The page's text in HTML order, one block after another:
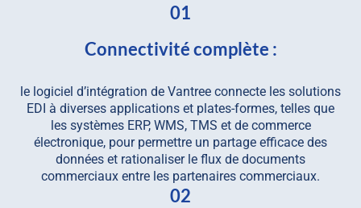
01
Connectivité complète :
le logiciel d’intégration de Vantree connecte les solutions
EDI à diverses applications et plates-formes, telles que
les systèmes ERP, WMS, TMS et de commerce
électronique, pour permettre un partage efficace des
données et rationaliser le flux de documents
commerciaux entre les partenaires commerciaux.
02